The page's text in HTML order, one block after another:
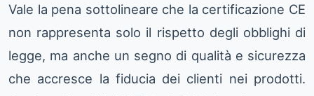
Vale la pena sottolineare che la certificazione CE
non rappresenta solo il rispetto degli obblighi di
legge, ma anche un segno di qualità e sicurezza
che accresce la fiducia dei clienti nei prodotti.